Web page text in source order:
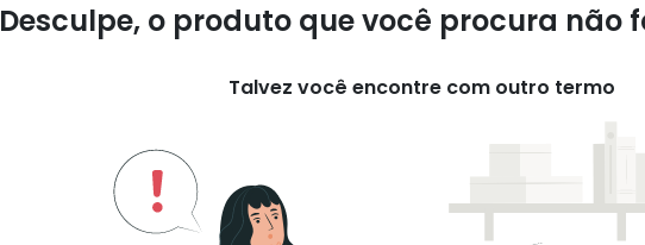
Desculpe, o produto que você procura não
Talvez você encontre com outro termo